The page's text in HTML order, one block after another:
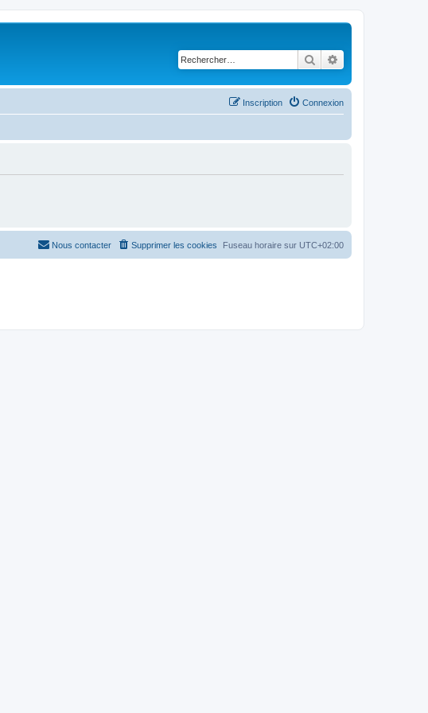
Rechercher
Connexion
Inscription
Fuseau horaire sur UTC+02:00
Supprimer les cookies
Nous contacter